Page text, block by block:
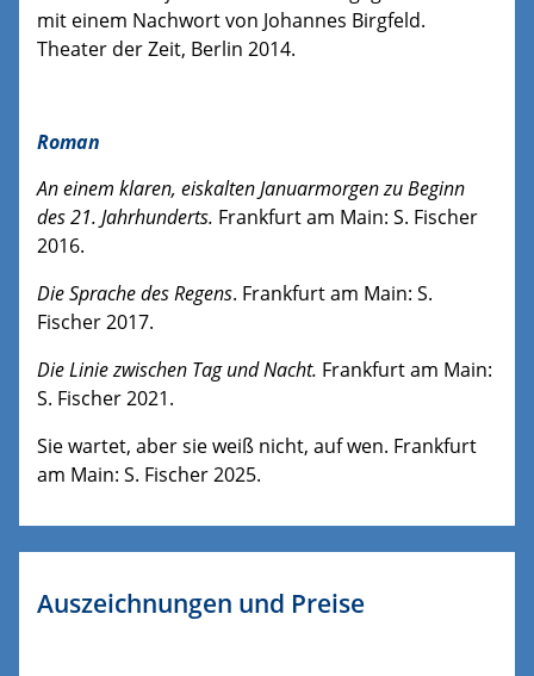
mit einem Nachwort von Johannes Birgfeld.
Theater der Zeit, Berlin 2014.
Roman
An einem klaren, eiskalten Januarmorgen zu Beginn
des 21. Jahrhunderts. Frankfurt am Main: S. Fischer
2016.
Die Sprache des Regens. Frankfurt am Main: S.
Fischer 2017.
Die Linie zwischen Tag und Nacht. Frankfurt am Main:
S. Fischer 2021.
Sie wartet, aber sie weiß nicht, auf wen. Frankfurt
am Main: S. Fischer 2025.
Auszeichnungen und Preise